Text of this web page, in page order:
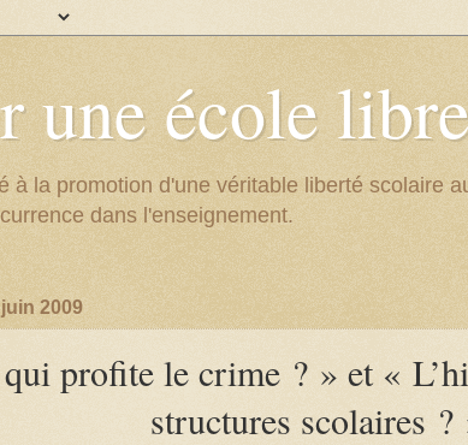
une école
à la promotion d'une véritable liberté scolaire
dans l'enseignement.
2009
profite le crime ? » et «
structures scolaires ?